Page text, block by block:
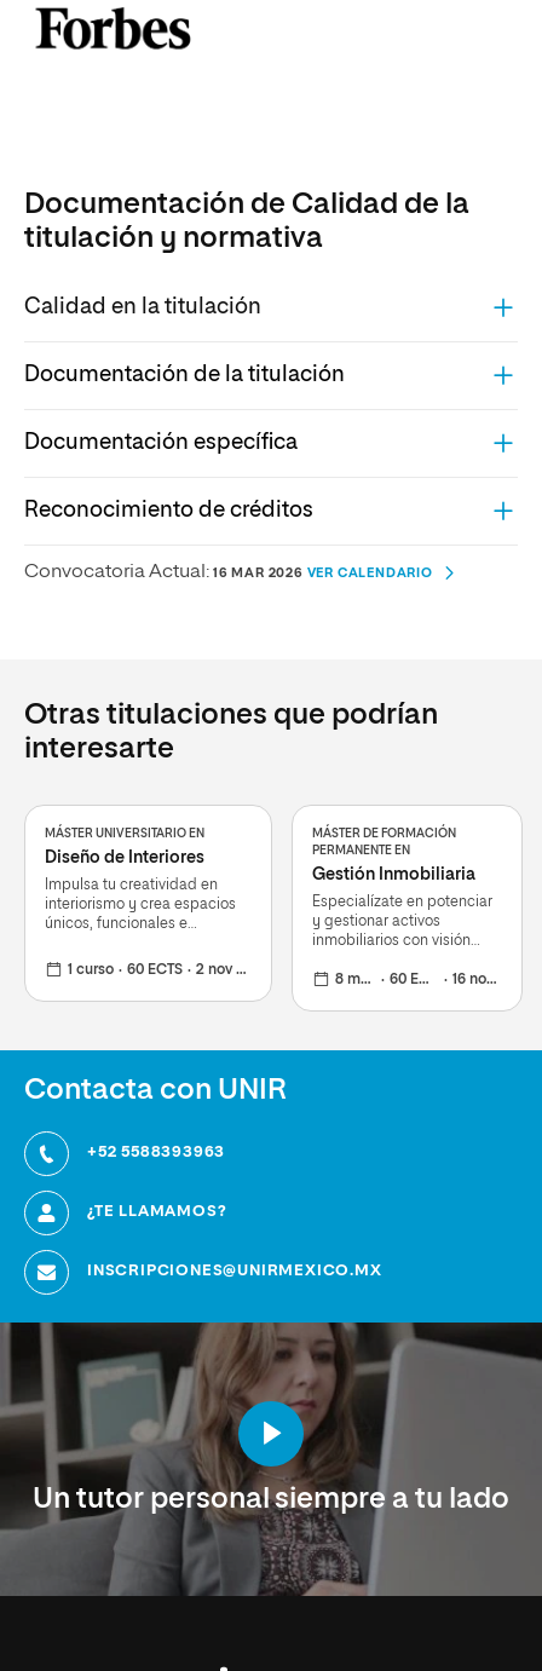
Documentación de Calidad de la
titulación y normativa
Calidad en la titulación
Documentación de la titulación
Documentación específica
Reconocimiento de créditos
Convocatoria Actual: 16 MAR 2026 VER CALENDARIO
Otras titulaciones que podrían
interesarte
MÁSTER UNIVERSITARIO EN
Diseño de Interiores
Impulsa tu creatividad en
interiorismo y crea espacios
únicos, funcionales e
sostenible
1 curso 60 ECTS 2 nov 2026
MÁSTER DE FORMACIÓN
PERMANENTE EN
Gestión Inmobiliaria
Especialízate en potenciar
y gestionar activos
inmobiliarios con visión
comercial
8 meses 60 ECTS 16 nov 2026
Contacta con UNIR
+52 5588393963
¿TE LLAMAMOS?
INSCRIPCIONES@UNIRMEXICO.MX
Un tutor personal siempre a tu lado